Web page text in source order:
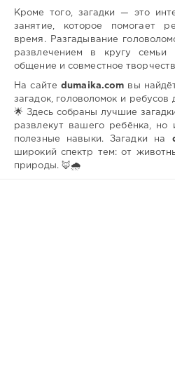
Кроме того, загадки — это
занятие, которое помогает
время. Разгадывание
развлечением в кругу семьи
общение и совместное
На сайтеdumaika.com вы
загадок, головоломок и ребусов
🌟 Здесь собраны лучшие
развлекут вашего ребёнка, но
полезные навыки. Загадки на
широкий спектр тем: от
природы. 🦊🌧️